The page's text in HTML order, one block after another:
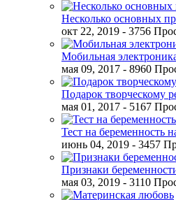
Несколько основных
окт 22, 2019 - 3756
Мобильная
мая 09, 2017 - 8960
Подарок творческому
мая 01, 2017 - 5167
Тест на беременность
июнь 04, 2019 - 3457
Признаки
мая 03, 2019 - 3110